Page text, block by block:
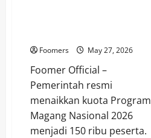
Foomers May 27, 2026
Foomer Official –
Pemerintah resmi
menaikkan kuota Program
Magang Nasional 2026
menjadi 150 ribu peserta.